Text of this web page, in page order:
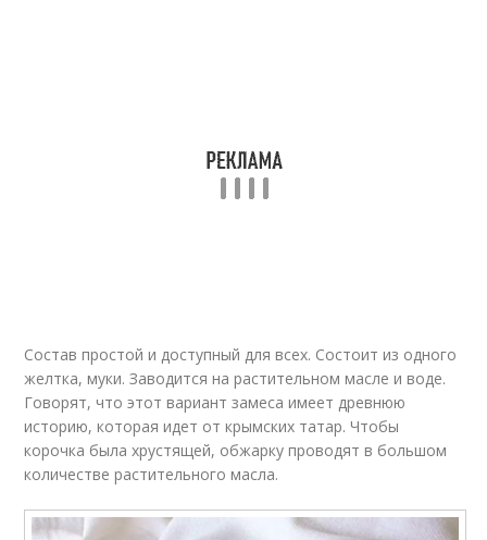
Состав простой и доступный для всех. Состоит из одного
желтка, муки. Заводится на растительном масле и воде.
Говорят, что этот вариант замеса имеет древнюю
историю, которая идет от крымских татар. Чтобы
корочка была хрустящей, обжарку проводят в большом
количестве растительного масла.